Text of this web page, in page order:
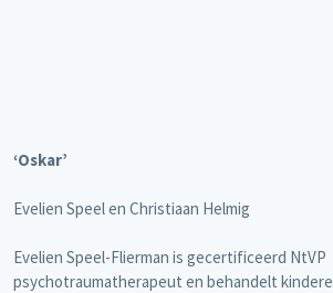
‘Oskar’
Evelien Speel en Christiaan Helmig
Evelien Speel-Flierman is gecertificeerd NtVP
psychotraumatherapeut en behandelt